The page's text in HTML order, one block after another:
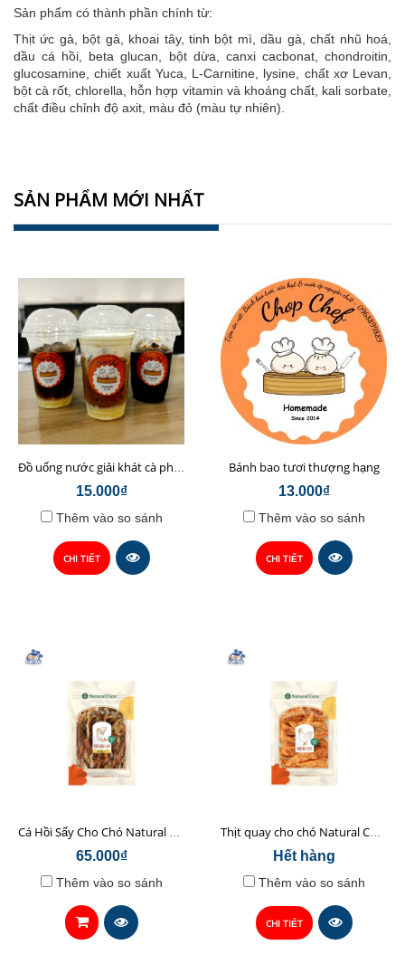
Sản phẩm có thành phần chính từ:
Thịt ức gà, bột gà, khoai tây, tinh bột mì, dầu gà, chất nhũ hoá,
dầu cá hồi, beta glucan, bột dừa, canxi cacbonat, chondroitin,
glucosamine, chiết xuất Yuca, L-Carnitine, lysine, chất xơ Levan,
bột cà rốt, chlorella, hỗn hợp vitamin và khoáng chất, kali sorbate,
chất điều chỉnh độ axit, màu đỏ (màu tự nhiên).
SẢN PHẨM MỚI NHẤT
Đồ uống nước giải khát cà phê sữa hạt Chop Chef
15.000₫
Thêm vào so sánh
CHI TIẾT
Bánh bao tươi thượng hạng
13.000₫
Thêm vào so sánh
CHI TIẾT
Cá Hồi Sấy Cho Chó Natural Core 45gr
65.000₫
Thêm vào so sánh
Thịt quay cho chó Natural Core 70g
Hết hàng
Thêm vào so sánh
CHI TIẾT